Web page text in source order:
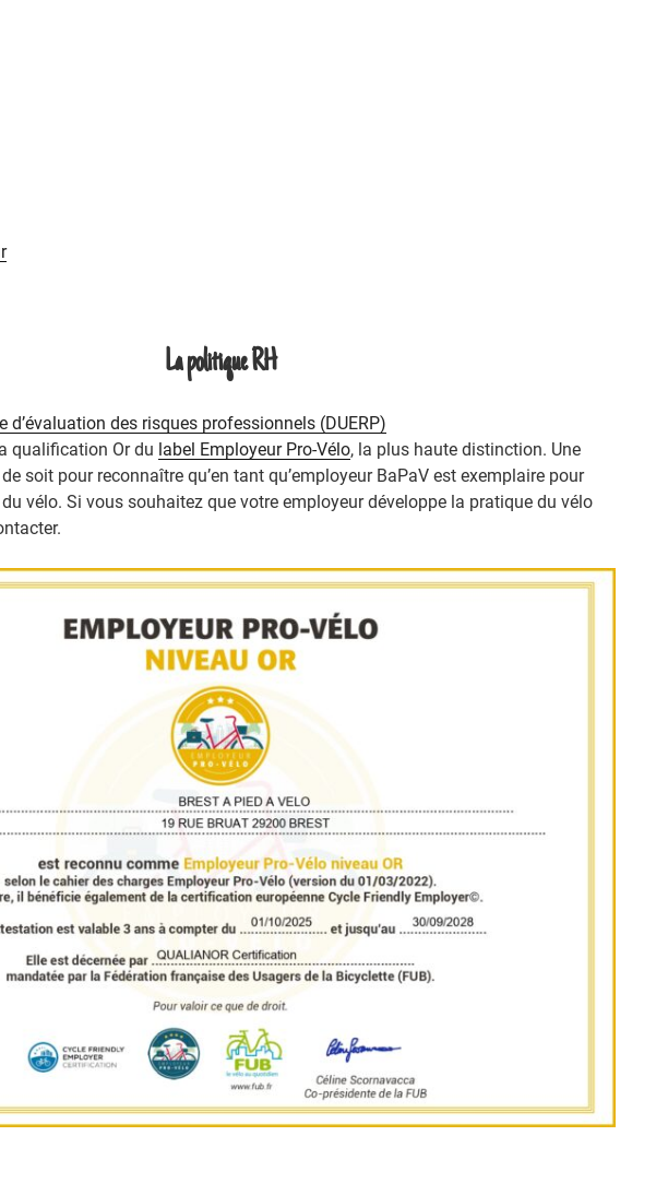
La politique RH
d’évaluation des risques professionnels (DUERP)
qualification Or du label Employeur Pro-Vélo, la plus haute distinction. Une
soit pour reconnaître qu’en tant qu’employeur BaPaV est exemplaire pour
vélo. Si vous souhaitez que votre employeur développe la pratique du vélo